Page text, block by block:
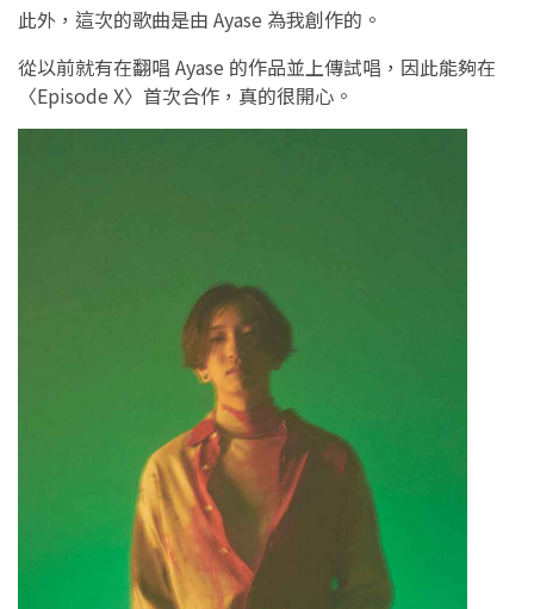
此外，這次的歌曲是由 Ayase 為我創作的。
從以前就有在翻唱 Ayase 的作品並上傳試唱，因此能夠在
〈Episode X〉首次合作，真的很開心。